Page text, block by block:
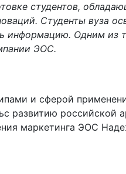
студентов,
Студенты вуза
Одним из
ЭОС.
и сферой
развитию российской
маркетинга ЭОС